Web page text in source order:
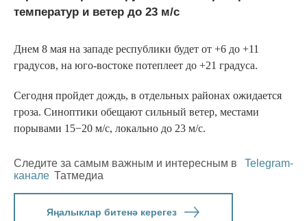
температур и ветер до 23 м/с
Днем 8 мая на западе республики будет от +6 до +11
градусов, на юго-востоке потеплеет до +21 градуса.
Сегодня пройдет дождь, в отдельных районах ожидается
гроза. Синоптики обещают сильный ветер, местами
порывами 15−20 м/с, локально до 23 м/с.
Следите за самым важным и интересным в
Telegram-
канале Татмедиа
Яңалыклар битенә керегез